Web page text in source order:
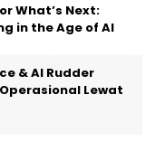
What’s Next:
in the Age of AI
& AI Rudder
Lewat